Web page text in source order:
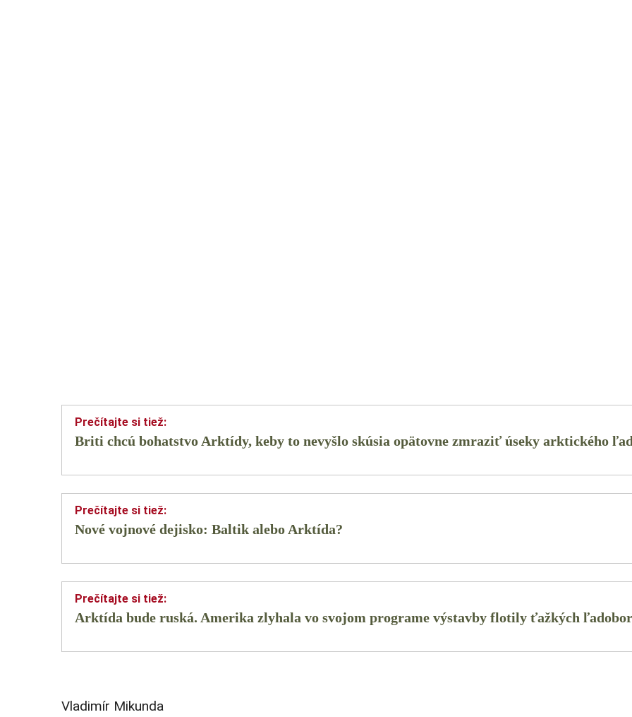
Briti chcú bohatstvo Arktídy, keby to nevyšlo skúsia opätovne zmraziť úseky arktického
Nové vojnové dejisko: Baltik alebo Arktída?
Arktída bude ruská. Amerika zlyhala vo svojom programe výstavby flotily ťažkých
Vladimír Mikunda